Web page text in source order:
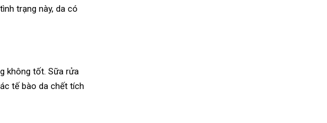
trạng này, da có
không tốt. Sữa rửa
tế bào da chết tích